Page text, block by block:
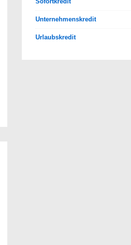
Unternehmenskredit
Urlaubskredit